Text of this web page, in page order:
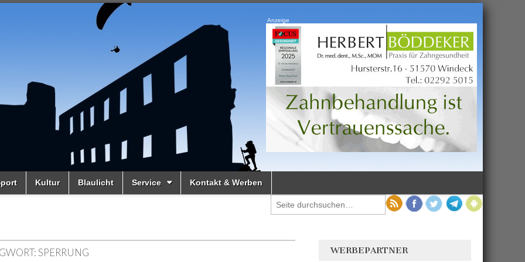
Anzeige
Kultur Blaulicht Service Kontakt & Werben
SPERRUNG WERBEPARTNER